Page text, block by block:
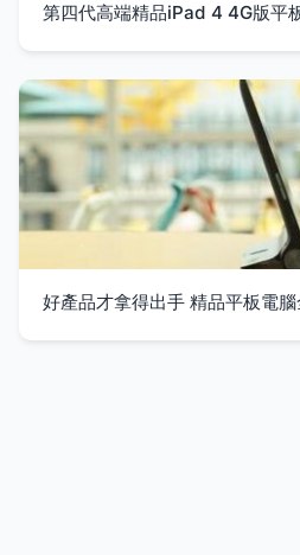
第四代高端精品iPad 4 4G版平
好產品才拿得出手 精品平板電